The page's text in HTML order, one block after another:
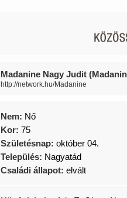
Madanine Nagy Judit
http://network.hu/Madanine
Nem: Nő
Kor: 75
Születésnap: október 04.
Település: Nagyatád
Családi állapot: elvált